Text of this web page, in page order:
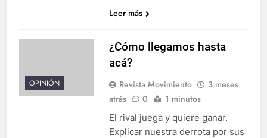
Leer más
OPINIÓN
¿Cómo llegamos hasta
acá?
Revista Movimiento
3 meses
atrás
0 1 minutos
El rival juega y quiere ganar.
Explicar nuestra derrota por sus